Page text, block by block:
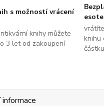
s možností vrácení
knihy můžete
3 let od zakoupení
knihu
informace